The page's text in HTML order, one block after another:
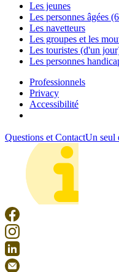
Les jeunes
Les personnes âgées
Les navetteurs
Les groupes et les
Les touristes (d'un
Les personnes
Professionnels
Privacy
Accessibilité
Questions et ContactUn seul